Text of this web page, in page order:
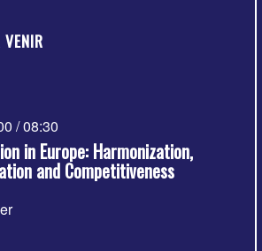
VENIR
/08:30
in Europe: Harmonization,
and Competitiveness